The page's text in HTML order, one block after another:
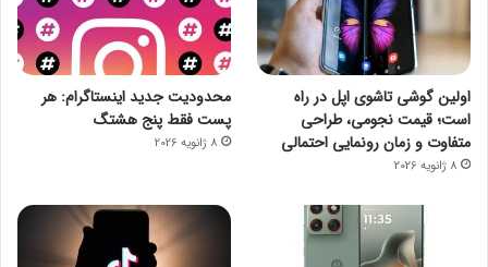
اولین گوشی تاشوی اپل در راه
است؛ قیمت نجومی، طراحی
متفاوت و زمان رونمایی احتمالی
8 ژانویه 2026
محدودیت جدید اینستاگرام: هر
پست فقط پنج هشتگ
8 ژانویه 2026